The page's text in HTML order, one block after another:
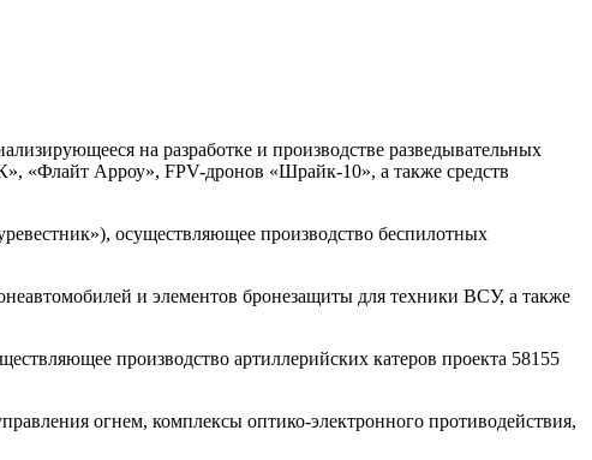
на разработке и производстве разведывательных
«Флайт Арроу», FPV-дронов «Шрайк-10», а также средств
осуществляющее производство беспилотных
и элементов бронезащиты для техники ВСУ, а также
производство артиллерийских катеров проекта 58155
огнем, комплексы оптико-электронного противодействия,